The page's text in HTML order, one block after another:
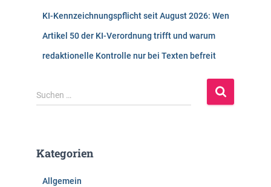
KI-Kennzeichnungspflicht seit August 2026: Wen
Artikel 50 der KI-Verordnung trifft und warum
redaktionelle Kontrolle nur bei Texten befreit
S
u
n
Suchen …
Kategorien
Allgemein